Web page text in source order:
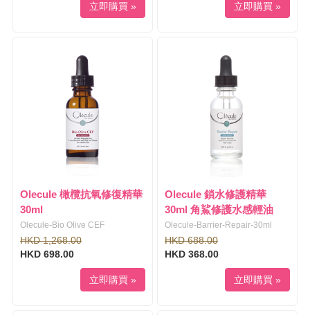
立即購買 » 立即購買 »
Olecule 橄欖抗氧修復精華
30ml
Olecule-Bio Olive CEF
HKD 1,268.00
HKD 698.00
立即購買 »
Olecule 鎖水修護精華
30ml 角鯊修護水感輕油
Olecule-Barrier-Repair-30ml
HKD 688.00
HKD 368.00
立即購買 »